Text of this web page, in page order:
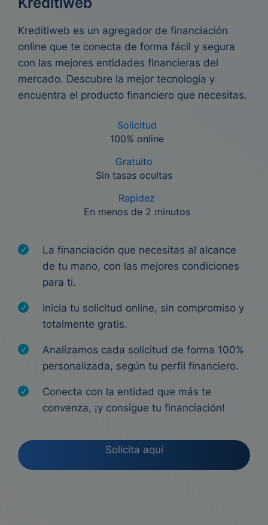
Kreditiweb es un agregador de financiación
online que te conecta de forma fácil y segura
con las mejores entidades financieras del
mercado. Descubre la mejor tecnología y
encuentra el producto financiero que necesitas.
Solicitud
100% online
Gratuito
Sin tasas ocultas
Rapidez
En menos de 2 minutos
La financiación que necesitas al alcance
de tu mano, con las mejores condiciones
para ti.
Inicia tu solicitud online, sin compromiso y
totalmente gratis.
Analizamos cada solicitud de forma 100%
personalizada, según tu perfil financiero.
Conecta con la entidad que más te
convenza, ¡y consigue tu financiación!
Solicita aquí